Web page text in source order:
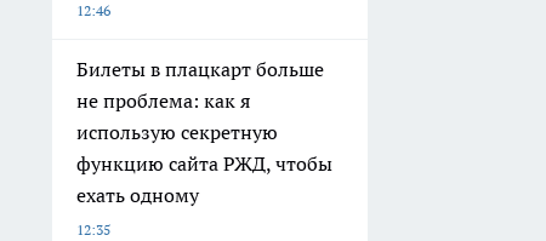
12:46
Билеты в плацкарт больше
не проблема: как я
использую секретную
функцию сайта РЖД, чтобы
ехать одному
12:35